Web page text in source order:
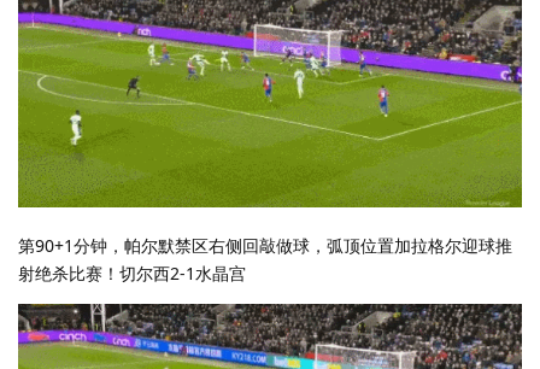
第90+1分钟，帕尔默禁区右侧回敲做球，弧顶位置加拉格尔迎球推
射绝杀比赛！切尔西2-1水晶宫